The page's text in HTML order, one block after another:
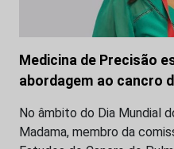
Medicina de Precisão
abordagem ao cancro
No âmbito do Dia Mundial
Madama, membro da